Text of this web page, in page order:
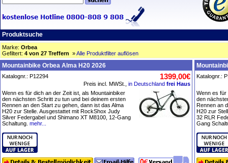
Produktsuche
Marke: Orbea
Gefiltert: 4 von 27 Treffern »Alle Produktfilter auflösen
Mountainbike Orbea Alma H20 2026
Katalognr.: P12294 1399,00€
Preis incl. MWSt., in Deutschland frei Haus
Wenn es für dich an der Zeit ist, als Mountainbiker
den nächsten Schritt zu tun und bei deinem ersten
Rennen an den Start zu gehen, dann ist das Alma
H20 zur Stelle. Ausgestattet mit RockShox Judy
Silver Federgabel und Shimano XT M8100, 12-Gang
Schaltung. mehr...
Katalognr.:
Wenn es für
den
Rennen an
H20 zur
32 RLR
Gang